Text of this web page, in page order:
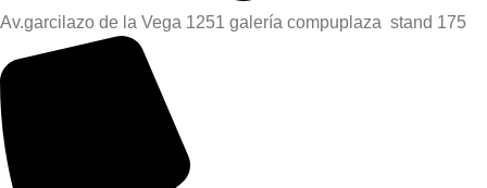
Av.garcilazo de la Vega 1251 galería compuplaza stand 175